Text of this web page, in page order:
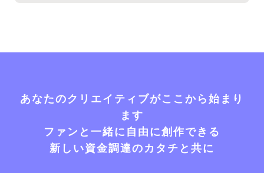
あなたのクリエイティブがここから始まり
ます
ファンと一緒に自由に創作できる
新しい資金調達のカタチと共に